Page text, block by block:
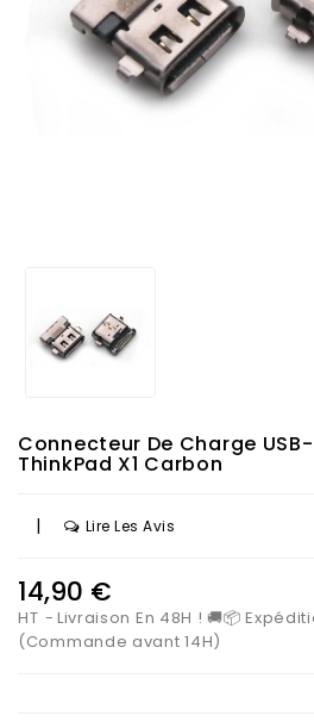
Connecteur De Charge
ThinkPad X1 Carbon
| Lire Les Avis
14,90 €
HT
Livraison En 48H ! 🚚📦
(Commande avant 14H)